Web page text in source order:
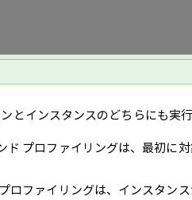
とインスタンスのどちらにも実行
ド プロファイリングは、最初に
ロファイリングは、インスタン